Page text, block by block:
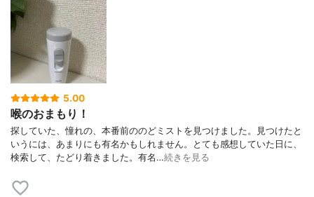
5.00
喉のおまもり！
探していた、憧れの、本番前ののどミストを見つけました。見つけたと
いうには、あまりにも有名かもしれません。とても感想していた日に、
検索して、たどり着きました。有名…続きを見る